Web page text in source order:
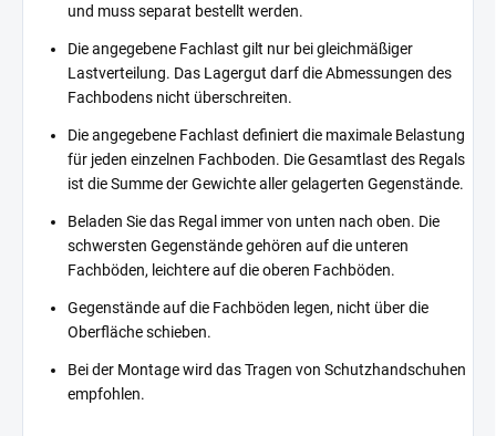
und muss separat bestellt werden.
Die angegebene Fachlast gilt nur bei gleichmäßiger
Lastverteilung. Das Lagergut darf die Abmessungen des
Fachbodens nicht überschreiten.
Die angegebene Fachlast definiert die maximale Belastung
für jeden einzelnen Fachboden. Die Gesamtlast des Regals
ist die Summe der Gewichte aller gelagerten Gegenstände.
Beladen Sie das Regal immer von unten nach oben. Die
schwersten Gegenstände gehören auf die unteren
Fachböden, leichtere auf die oberen Fachböden.
Gegenstände auf die Fachböden legen, nicht über die
Oberfläche schieben.
Bei der Montage wird das Tragen von Schutzhandschuhen
empfohlen.